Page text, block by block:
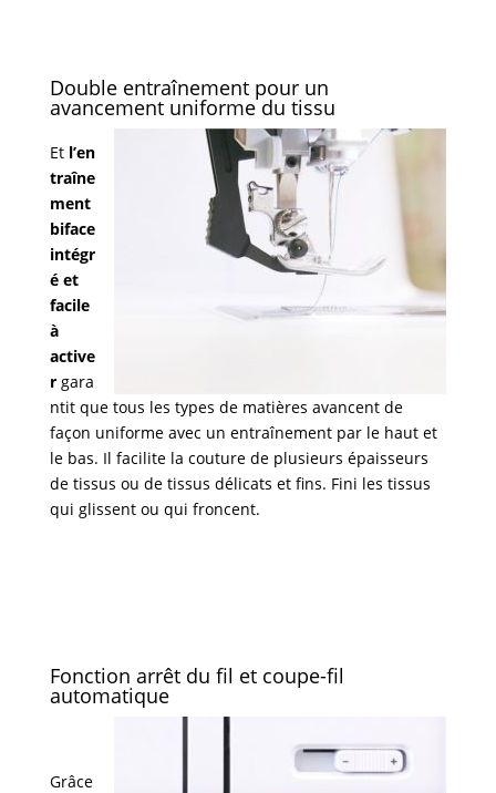
Double entraînement pour un
avancement uniforme du tissu
Et l’en
traîne
ment
biface
intégr
é et
facile
à
active
r gara
ntit que tous les types de matières avancent de
façon uniforme avec un entraînement par le haut et
le bas. Il facilite la couture de plusieurs épaisseurs
de tissus ou de tissus délicats et fins. Fini les tissus
qui glissent ou qui froncent.
Fonction arrêt du fil et coupe-fil
automatique
Grâce